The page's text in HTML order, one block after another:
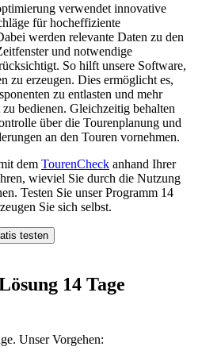
verwendet innovative
für hocheffiziente
werden relevante Daten zu den
und notwendige
So hilft unsere Software,
zu erzeugen. Dies ermöglicht es,
zu entlasten und mehr
bedienen. Gleichzeitig behalten
über die Tourenplanung und
an den Touren vornehmen.
dem TourenCheck anhand Ihrer
wieviel Sie durch die Nutzung
Testen Sie unser Programm 14
Sie sich selbst.
testen
14 Tage
Unser Vorgehen: